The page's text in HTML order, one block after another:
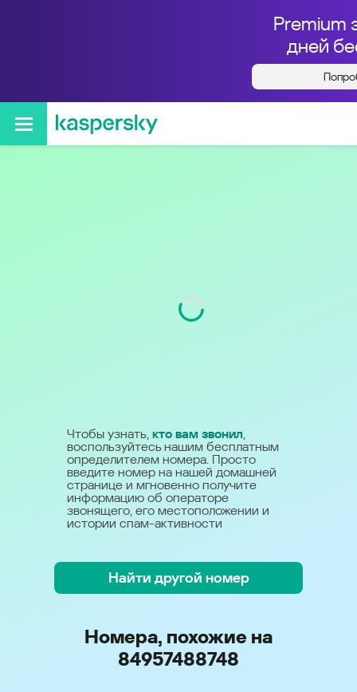
Premium
дней
Кто звонил с номера
+74957488748
Чтобы узнать, кто вам звонил,
воспользуйтесь нашим бесплатным
определителем номера. Просто
введите номер на нашей домашней
странице и мгновенно получите
информацию об операторе
звонящего, его местоположении и
истории спам-активности
Найти другой номер
Номера, похожие на
84957488748